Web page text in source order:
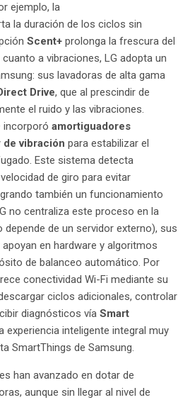
ejemplo, la
la duración de los ciclos sin
Scent+ prolonga la frescura del
a vibraciones, LG adopta un
sus lavadoras de alta gama
Drive, que al prescindir de
el ruido y las vibraciones.
incorporó amortiguadores
de vibración para estabilizar el
Este sistema detecta
de giro para evitar
también un funcionamiento
no centraliza este proceso en la
de un servidor externo), sus
en hardware y algoritmos
de balanceo automático. Por
conectividad Wi-Fi mediante su
ciclos adicionales, controlar
diagnósticos vía Smart
experiencia inteligente integral muy
SmartThings de Samsung.
han avanzado en dotar de
aunque sin llegar al nivel de